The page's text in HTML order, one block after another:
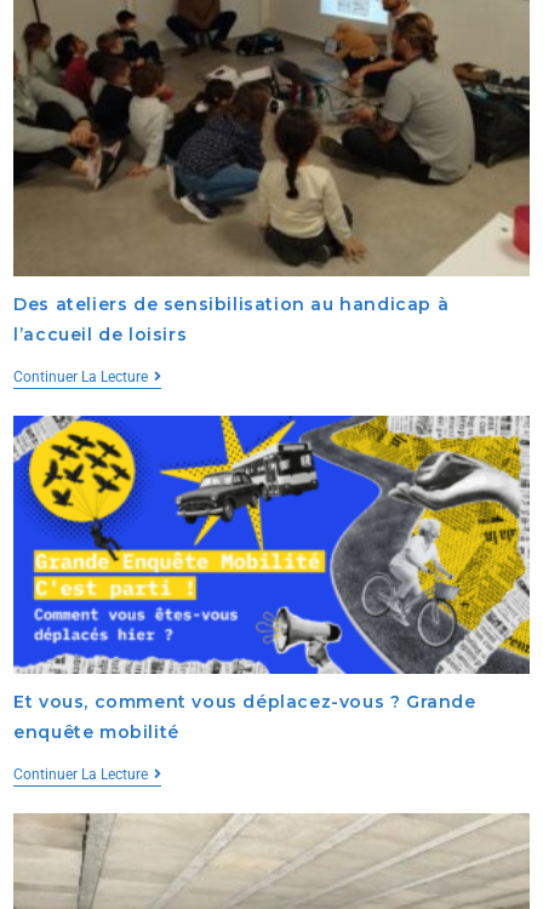
Des ateliers de sensibilisation au handicap à
l’accueil de loisirs
Continuer La Lecture
Et vous, comment vous déplacez-vous ? Grande
enquête mobilité
Continuer La Lecture